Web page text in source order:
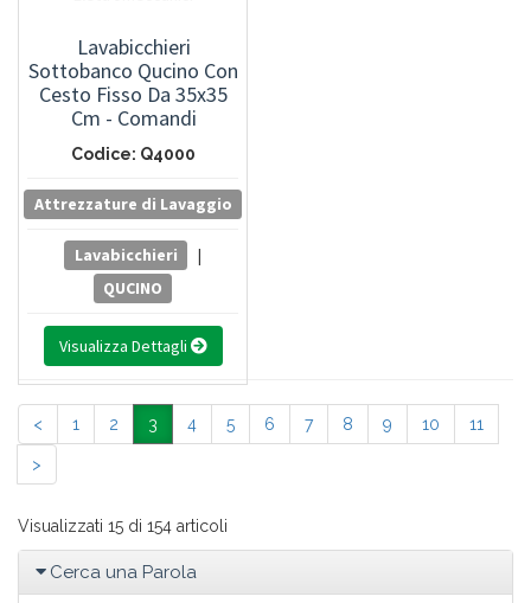
Lavabicchieri
Sottobanco Qucino Con
Cesto Fisso Da 35x35
Cm - Comandi
Elettromeccanici
Codice: Q4000
Attrezzature di Lavaggio
Lavabicchieri
|
QUCINO
Visualizza Dettagli
< 1 2 3 4 5 6 7 8 9 10 11
>
Visualizzati 15 di 154 articoli
Cerca una Parola